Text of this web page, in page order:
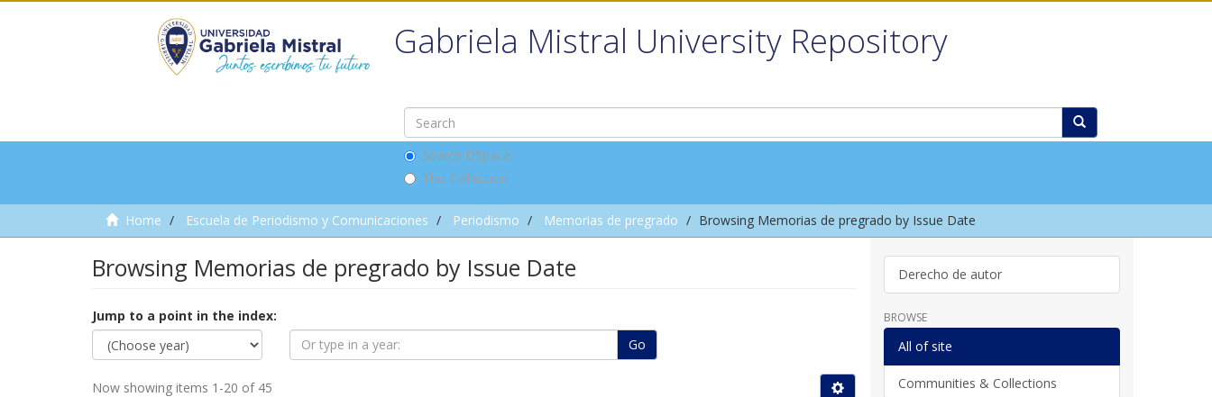
Gabriela Mistral University Repository
Search DSpace
This Collection
Home Escuela de Periodismo y Comunicaciones Periodismo Memorias de pregrado Browsing Memorias de pregrado by Issue Date
Browsing Memorias de pregrado by Issue Date
Jump to a point in the index:
Go
Now showing items 1-20 of 45
Derecho de autor
BROWSE
All of site
Communities & Collections